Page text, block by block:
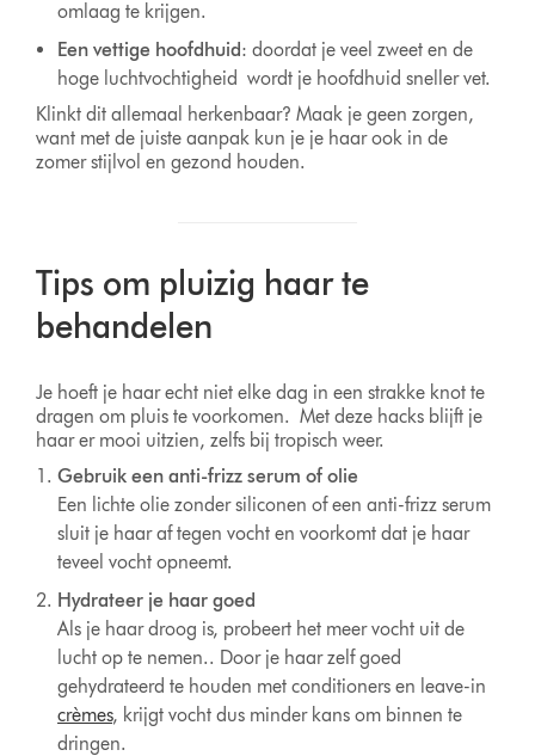
omlaag te krijgen.
Een vettige hoofdhuid: doordat je veel zweet en de
hoge luchtvochtigheid wordt je hoofdhuid sneller vet.
Klinkt dit allemaal herkenbaar? Maak je geen zorgen,
want met de juiste aanpak kun je je haar ook in de
zomer stijlvol en gezond houden.
Tips om pluizig haar te
behandelen
Je hoeft je haar echt niet elke dag in een strakke knot te
dragen om pluis te voorkomen. Met deze hacks blijft je
haar er mooi uitzien, zelfs bij tropisch weer.
Gebruik een anti-frizz serum of olie
Een lichte olie zonder siliconen of een anti-frizz serum
sluit je haar af tegen vocht en voorkomt dat je haar
teveel vocht opneemt.
Hydrateer je haar goed
Als je haar droog is, probeert het meer vocht uit de
lucht op te nemen.. Door je haar zelf goed
gehydrateerd te houden met conditioners en leave-in
crèmes, krijgt vocht dus minder kans om binnen te
dringen.